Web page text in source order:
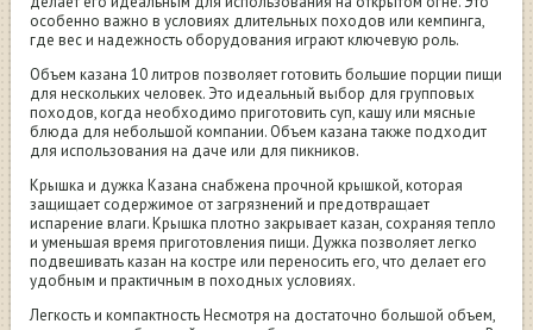
особенно важно в условиях длительных походов или кемпинга,
где вес и надежность оборудования играют ключевую роль.
Объем казана 10 литров позволяет готовить большие порции пищи
для нескольких человек. Это идеальный выбор для групповых
походов, когда необходимо приготовить суп, кашу или мясные
блюда для небольшой компании. Объем казана также подходит
для использования на даче или для пикников.
Крышка и дужка Казана снабжена прочной крышкой, которая
защищает содержимое от загрязнений и предотвращает
испарение влаги. Крышка плотно закрывает казан, сохраняя тепло
и уменьшая время приготовления пищи. Дужка позволяет легко
подвешивать казан на костре или переносить его, что делает его
удобным и практичным в походных условиях.
Легкость и компактность Несмотря на достаточно большой объем,